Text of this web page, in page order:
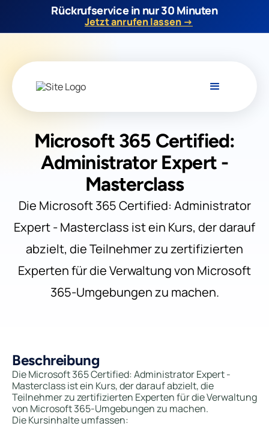
Rückrufservice in nur 30 Minuten
Jetzt anrufen lassen →
Microsoft 365 Certified:
Administrator Expert -
Masterclass
Die Microsoft 365 Certified: Administrator
Expert - Masterclass ist ein Kurs, der darauf
abzielt, die Teilnehmer zu zertifizierten
Experten für die Verwaltung von Microsoft
365-Umgebungen zu machen.
Beschreibung
Die Microsoft 365 Certified: Administrator Expert -
Masterclass ist ein Kurs, der darauf abzielt, die
Teilnehmer zu zertifizierten Experten für die Verwaltung
von Microsoft 365-Umgebungen zu machen.
Die Kursinhalte umfassen: